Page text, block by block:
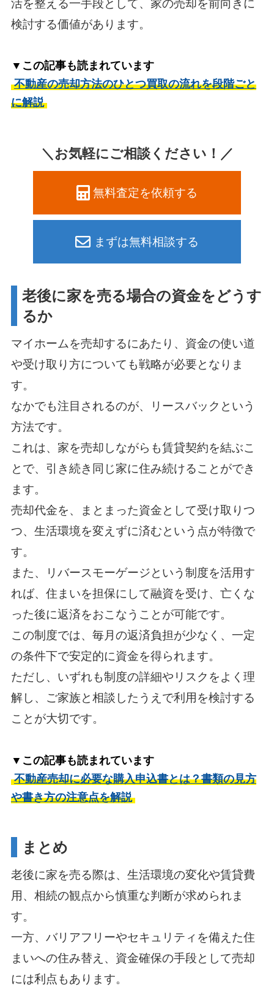
活を整える一手段として、家の売却を前向きに
検討する価値があります。
▼この記事も読まれています
不動産の売却方法のひとつ買取の流れを段階ごと
に解説
＼お気軽にご相談ください！／
無料査定を依頼する
まずは無料相談する
老後に家を売る場合の資金をどうす
るか
マイホームを売却するにあたり、資金の使い道
や受け取り方についても戦略が必要となりま
す。
なかでも注目されるのが、リースバックという
方法です。
これは、家を売却しながらも賃貸契約を結ぶこ
とで、引き続き同じ家に住み続けることができ
ます。
売却代金を、まとまった資金として受け取りつ
つ、生活環境を変えずに済むという点が特徴で
す。
また、リバースモーゲージという制度を活用す
れば、住まいを担保にして融資を受け、亡くな
った後に返済をおこなうことが可能です。
この制度では、毎月の返済負担が少なく、一定
の条件下で安定的に資金を得られます。
ただし、いずれも制度の詳細やリスクをよく理
解し、ご家族と相談したうえで利用を検討する
ことが大切です。
▼この記事も読まれています
不動産売却に必要な購入申込書とは？書類の見方
や書き方の注意点を解説
まとめ
老後に家を売る際は、生活環境の変化や賃貸費
用、相続の観点から慎重な判断が求められま
す。
一方、バリアフリーやセキュリティを備えた住
まいへの住み替え、資金確保の手段として売却
には利点もあります。